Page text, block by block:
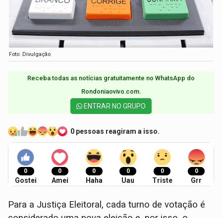
Foto: Divulgação
Receba todas as notícias gratuitamente no WhatsApp do
Rondoniaovivo.com.​
ENTRAR NO GRUPO
0 pessoas reagiram a isso.
0
Gostei
0
Amei
0
Haha
0
Uau
0
Triste
0
Grr
Para a Justiça Eleitoral, cada turno de votação é